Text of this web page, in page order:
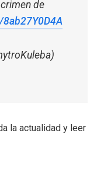
de
la actualidad y leer